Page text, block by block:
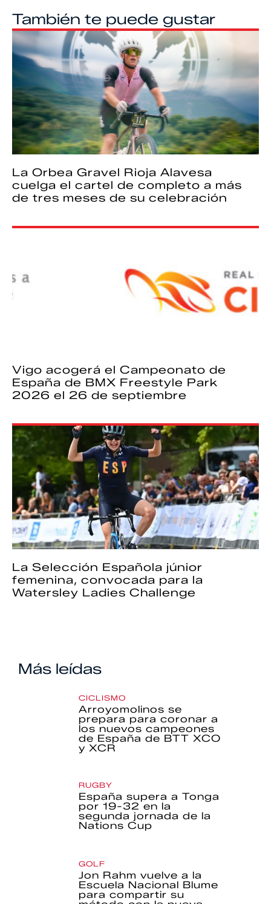
También te puede gustar
La Orbea Gravel Rioja Alavesa
cuelga el cartel de completo a más
de tres meses de su celebración
Vigo acogerá el Campeonato de
España de BMX Freestyle Park
2026 el 26 de septiembre
La Selección Española júnior
femenina, convocada para la
Watersley Ladies Challenge
Más leídas
CICLISMO
Arroyomolinos se
prepara para coronar a
los nuevos campeones
de España de BTT XCO
y XCR
RUGBY
España supera a Tonga
por 19-32 en la
segunda jornada de la
Nations Cup
GOLF
Jon Rahm vuelve a la
Escuela Nacional Blume
para compartir su